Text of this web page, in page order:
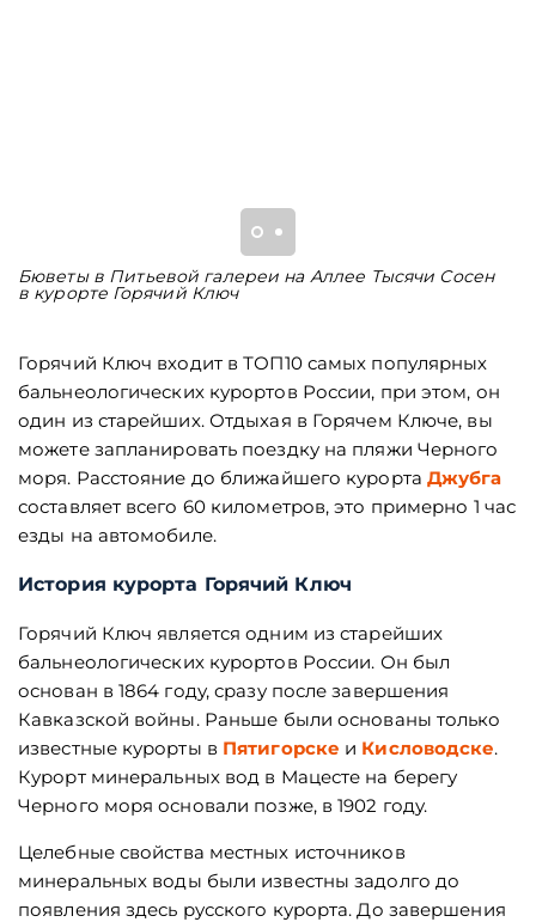
Бюветы в Питьевой галереи на Аллее Тысячи Сосен
в курорте Горячий Ключ
Горячий Ключ входит в ТОП10 самых популярных
бальнеологических курортов России, при этом, он
один из старейших. Отдыхая в Горячем Ключе, вы
можете запланировать поездку на пляжи Черного
моря. Расстояние до ближайшего курорта Джубга
составляет всего 60 километров, это примерно 1 час
езды на автомобиле.
История курорта Горячий Ключ
Горячий Ключ является одним из старейших
бальнеологических курортов России. Он был
основан в 1864 году, сразу после завершения
Кавказской войны. Раньше были основаны только
известные курорты в Пятигорске и Кисловодске.
Курорт минеральных вод в Мацесте на берегу
Черного моря основали позже, в 1902 году.
Целебные свойства местных источников
минеральных воды были известны задолго до
появления здесь русского курорта. До завершения